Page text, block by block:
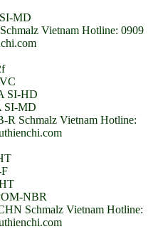
MD
Vietnam Hotline: 0909
SI-HD
SI-MD
R Schmalz Vietnam Hotline:
NBR
Schmalz Vietnam Hotline: